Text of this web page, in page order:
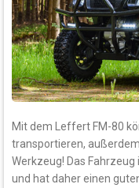
Mit dem Leffert FM-80
transportieren,
Werkzeug! Das
und hat daher einen